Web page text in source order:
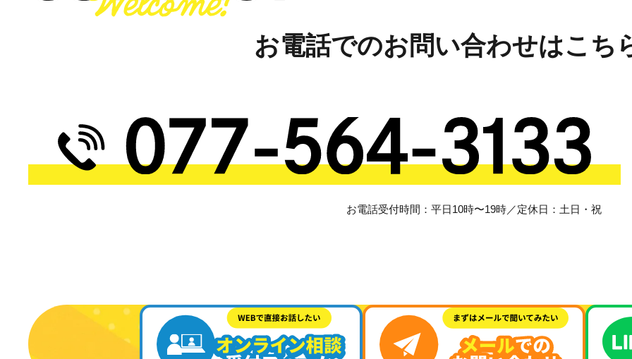
お電話でのお問い合わせはこち
お電話受付時間：平日10時〜19時／定休日：土日・祝